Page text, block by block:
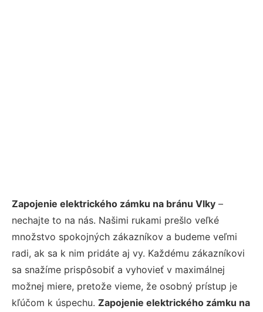
Zapojenie elektrického zámku na bránu Vlky –
nechajte to na nás. Našimi rukami prešlo veľké
množstvo spokojných zákazníkov a budeme veľmi
radi, ak sa k nim pridáte aj vy. Každému zákazníkovi
sa snažíme prispôsobiť a vyhovieť v maximálnej
možnej miere, pretože vieme, že osobný prístup je
kľúčom k úspechu. Zapojenie elektrického zámku na